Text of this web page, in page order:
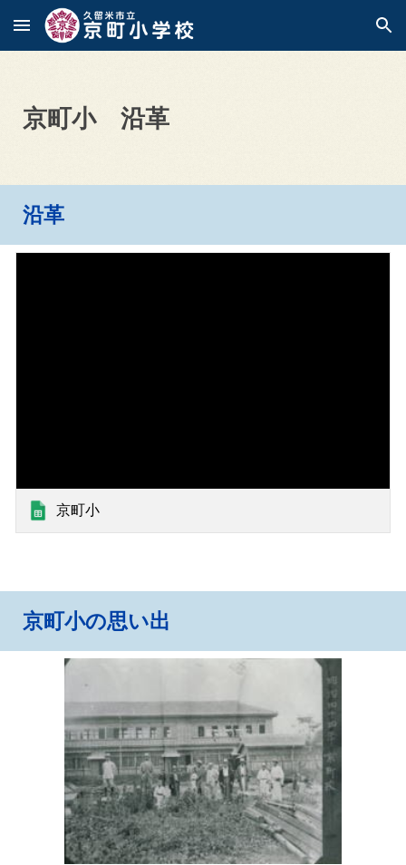
Skip to main content Skip to navigation
京町小 沿革
沿革
京町小
京町小の思い出